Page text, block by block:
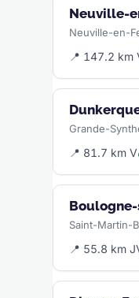
Neuville-
Neuville-en-
📍 147.2 km
Grande-
📍 81.7 km V
Saint-Martin-
📍 55.8 km